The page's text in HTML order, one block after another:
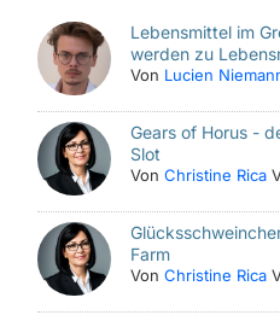
Lebensmittel im
werden zu
Von Lucien
Gears of Horus -
Slot
VonChristine Rica
Farm
VonChristine Rica